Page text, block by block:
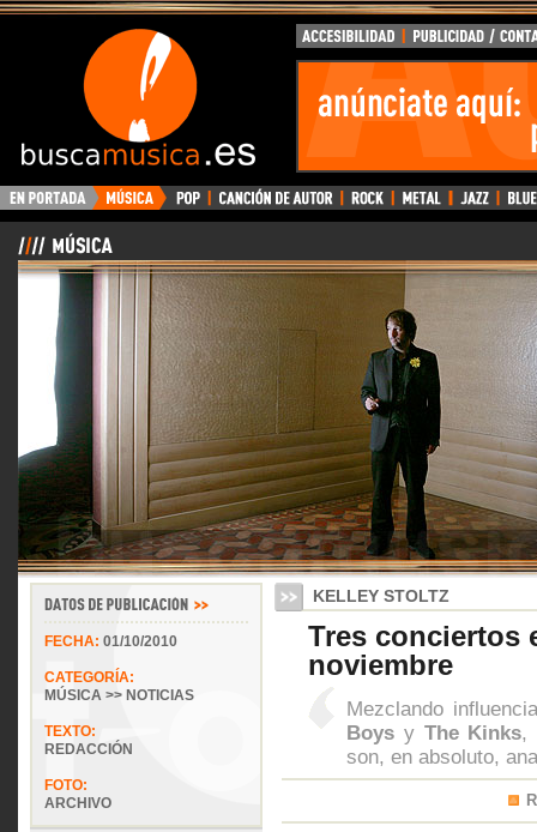
BuscaMusica.es
FECHA: 01/10/2010
CATEGORÍA:
MÚSICA >> NOTICIAS
TEXTO:
REDACCIÓN
FOTO:
ARCHIVO
KELLEY STOLTZ
Tres conciertos
noviembre
Mezclando
Boys y The Kinks,
son, en absoluto,